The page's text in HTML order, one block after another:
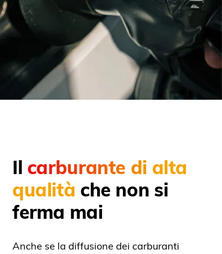
Il carburante di alta
qualità che non si
ferma mai
Anche se la diffusione dei carburanti